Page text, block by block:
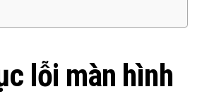
lỗi màn hình